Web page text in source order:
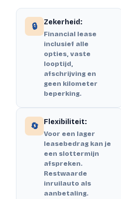
🔒 Zekerheid:
Financial lease
inclusief alle
opties, vaste
looptijd,
afschrijving en
geen kilometer
beperking.
🔄 Flexibiliteit:
Voor een lager
leasebedrag kan je
een slottermijn
afspreken.
Restwaarde
inruilauto als
aanbetaling.